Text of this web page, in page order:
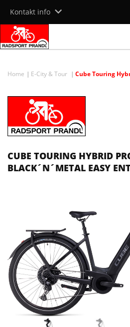
content
Kontakt info
Home E-City & Tour Cube Touring
CUBE TOURING HYBRID
BLACK´N´METAL EASY